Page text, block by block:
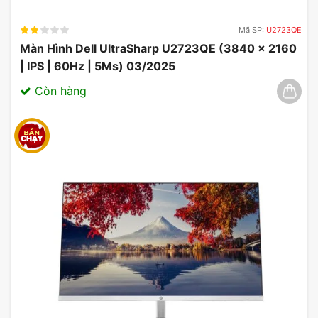
Tiện ích & phần mềm đi kèm
Dell P3421W
Dell P3421Wđi kèm với các tiện ích và
phần mềm hỗ trợ như Dell Display Manager,
giúp người dùng dễ dàng điều chỉnh cài đặt
hiển thị để phản ánh nhu cầu sử dụng cụ
thể của mỗi người. Các tính năng như chia
Mã SP: U2723QE
Màn Hình Dell UltraSharp U2723QE (3840 x 2160
| IPS | 60Hz | 5Ms) 03/2025
Còn hàng